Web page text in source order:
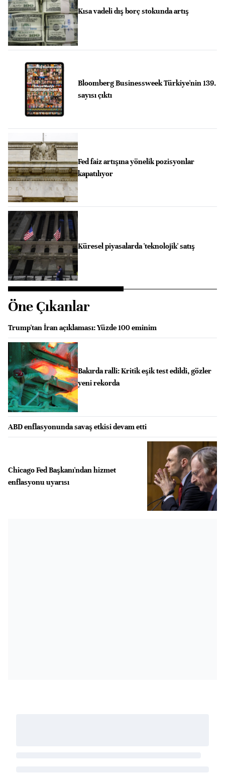
Kısa vadeli dış borç stokunda artış
Bloomberg Businessweek Türkiye'nin 139.
sayısı çıktı
Fed faiz artışına yönelik pozisyonlar
kapatılıyor
Küresel piyasalarda 'teknolojik' satış
Öne Çıkanlar
Trump'tan İran açıklaması: Yüzde 100 eminim
Bakırda ralli: Kritik eşik test edildi, gözler
yeni rekorda
ABD enflasyonunda savaş etkisi devam etti
Chicago Fed Başkanı'ndan hizmet
enflasyonu uyarısı